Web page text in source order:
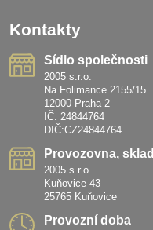
Kontakty
Sídlo společnosti
2005 s.r.o.
Na Folimance 2155/15
12000 Praha 2
IČ: 24844764
DIČ:CZ24844764
Provozovna, sklad
2005 s.r.o.
Kuňovice 43
25765 Kuňovice
Provozní doba